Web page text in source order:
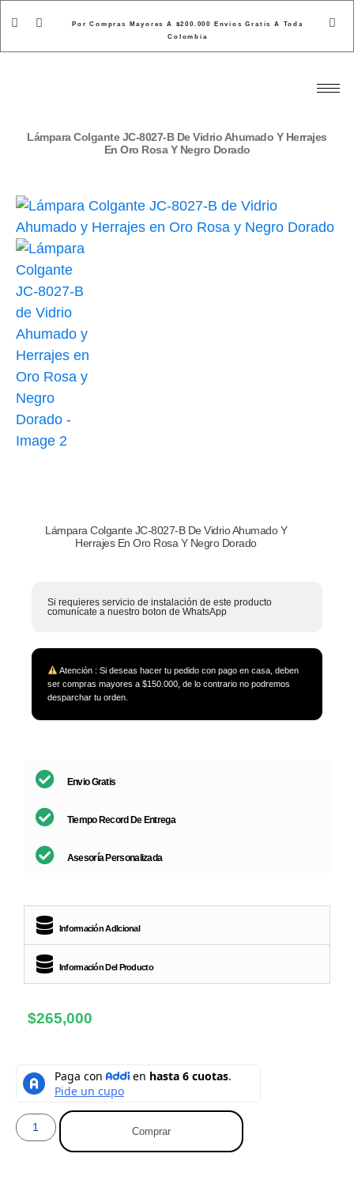
Por Compras Mayores A $200.000 Envios Gratis A Toda
Colombia
Lámpara Colgante JC-8027-B De Vidrio Ahumado Y Herrajes
En Oro Rosa Y Negro Dorado
Lámpara Colgante JC-8027-B De Vidrio Ahumado Y
Herrajes En Oro Rosa Y Negro Dorado
Si requieres servicio de instalación de este producto
comunícate a nuestro boton de WhatsApp
Atención : Si deseas hacer tu pedido con pago en casa, deben
ser compras mayores a $150.000, de lo contrario no podremos
desparchar tu orden.
Envio Gratis
Tiempo Record De Entrega
Asesoría Personalizada
Información AdIcional
Información Del Producto
$265,000
Comprar